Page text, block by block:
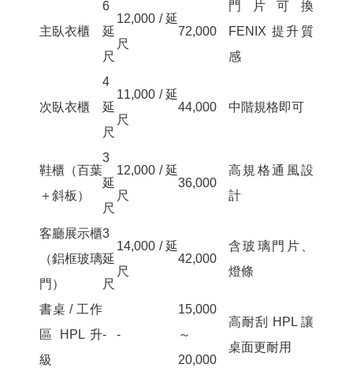
主臥衣櫃
6
延
尺
12,000 / 延
尺
72,000
門片可換
FENIX 提升質
感
次臥衣櫃
4
延
尺
11,000 / 延
尺
44,000 中階規格即可
鞋櫃（百葉
＋斜板）
3
延
尺
12,000 / 延
尺
36,000
高規格通風設
計
客廳展示櫃
（鋁框玻璃
門）
3
延
尺
14,000 / 延
尺
42,000
含玻璃門片、
燈條
書桌 / 工作
區 HPL 升
級
- -
15,000
～
20,000
高耐刮 HPL 讓
桌面更耐用